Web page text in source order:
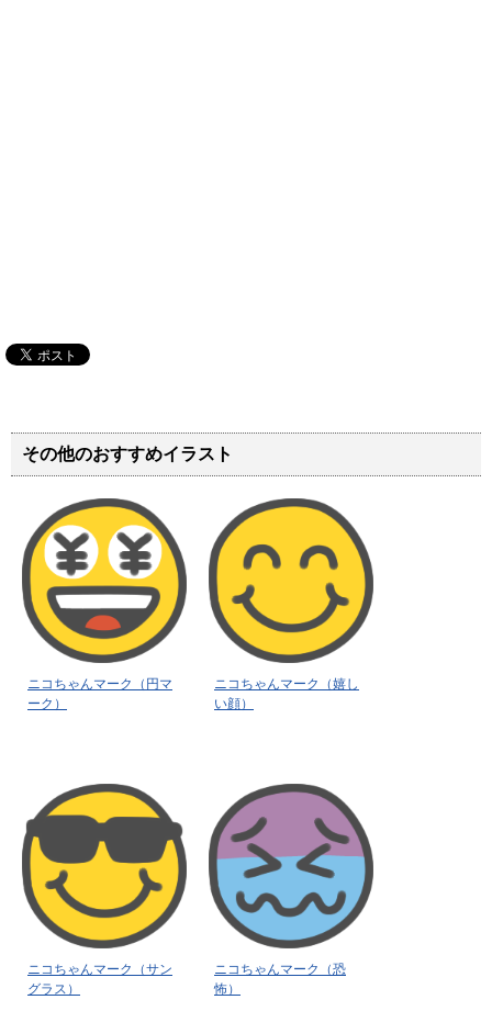
その他のおすすめイラスト
ニコちゃんマーク（円マ
ーク）
ニコちゃんマーク（嬉し
い顔）
ニコちゃんマーク（サン
グラス）
ニコちゃんマーク（恐
怖）